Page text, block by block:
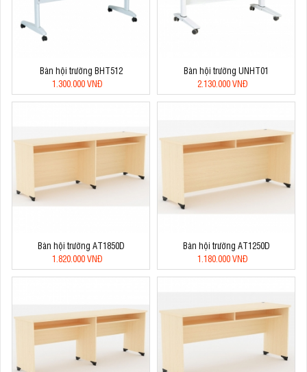
Bàn hội trường BHT512
1.300.000 VNĐ
Bàn hội trường UNHT01
2.130.000 VNĐ
Bàn hội trường AT1850D
1.820.000 VNĐ
Bàn hội trường AT1250D
1.180.000 VNĐ